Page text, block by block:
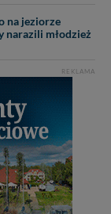
na jeziorze
narazili młodzież
REKLAMA